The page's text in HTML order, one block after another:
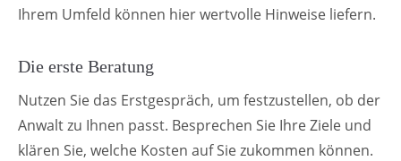
Ihrem Umfeld können hier wertvolle Hinweise liefern.
Die erste Beratung
Nutzen Sie das Erstgespräch, um festzustellen, ob der
Anwalt zu Ihnen passt. Besprechen Sie Ihre Ziele und
klären Sie, welche Kosten auf Sie zukommen können.